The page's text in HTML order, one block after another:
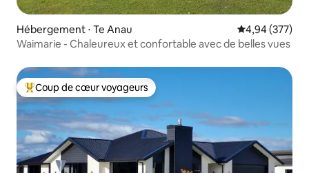
Hébergement ⋅ Te Anau Évaluation
4,94 (377)
Waimarie - Chaleureux et confortable avec de belles vues
Coups de cœur voyageurs les plus appréciés
Coup de cœur voyageurs